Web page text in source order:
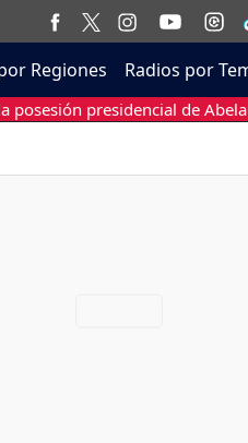
Regiones Radios por
posesión presidencial de